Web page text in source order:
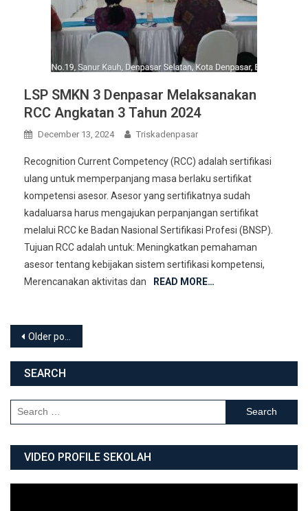
LSP SMKN 3 Denpasar Melaksanakan
RCC Angkatan 3 Tahun 2024
December 13, 2024 Triskadenpasar
Recognition Current Competency (RCC) adalah sertifikasi
ulang untuk memperpanjang masa berlaku sertifikat
kompetensi asesor. Asesor yang sertifikatnya sudah
kadaluarsa harus mengajukan perpanjangan sertifikat
melalui RCC ke Badan Nasional Sertifikasi Profesi (BNSP).
Tujuan RCC adalah untuk: Meningkatkan pemahaman
asesor tentang kebijakan sistem sertifikasi kompetensi,
Merencanakan aktivitas dan
READ MORE…
Posts navigation
Older posts
SEARCH
Search for:
VIDEO PROFILE SEKOLAH